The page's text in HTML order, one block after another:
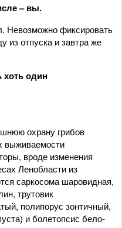
– вы.
Невозможно фиксировать
из отпуска и завтра же
хоть один
охрану грибов
выживаемости
вроде изменения
Ленобласти из
саркосома шаровидная,
трутовик
полипорус зонтичный,
и болетопсис бело-